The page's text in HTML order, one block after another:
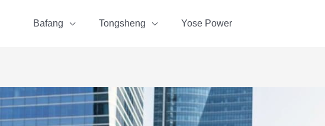
Bafang Tongsheng Yose Power